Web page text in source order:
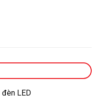
LED